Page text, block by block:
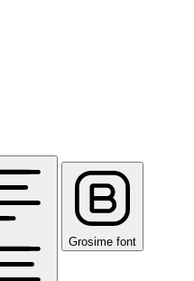
Grosime font